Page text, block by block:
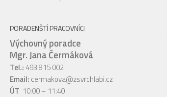
PORADENŠTÍ PRACOVNÍCI
Výchovný poradce
Mgr. Jana Čermáková
Tel.: 493 815 002
Email: cermakova@zsvrchlabi.cz
ÚT 10:00 – 11:40